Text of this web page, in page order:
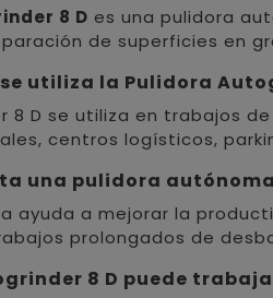
8 D es una pulidora
de superficies en
utiliza la Pulidora
8 D se utiliza en trabajos
centros logísticos,
una pulidora
ayuda a mejorar la
prolongados de
8 D puede